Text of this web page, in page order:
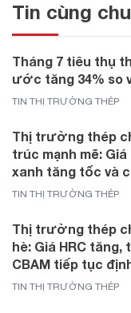
Tin cùng
Tháng 7 tiêu thụ
ước tăng 34% so
TIN THỊ TRƯỜNG THÉP
Thị trường thép
trúc mạnh mẽ:
xanh tăng tốc và
TIN THỊ TRƯỜNG THÉP
Thị trường thép
hè: Giá HRC
CBAM tiếp tục
TIN THỊ TRƯỜNG THÉP